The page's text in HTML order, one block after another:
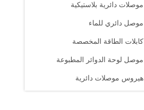
موصلات دائرية بلاستيكية
موصل دائري للماء
كابلات الطاقة المخصصة
موصل لوحة الدوائر المطبوعة
هيروس موصلات دائرية